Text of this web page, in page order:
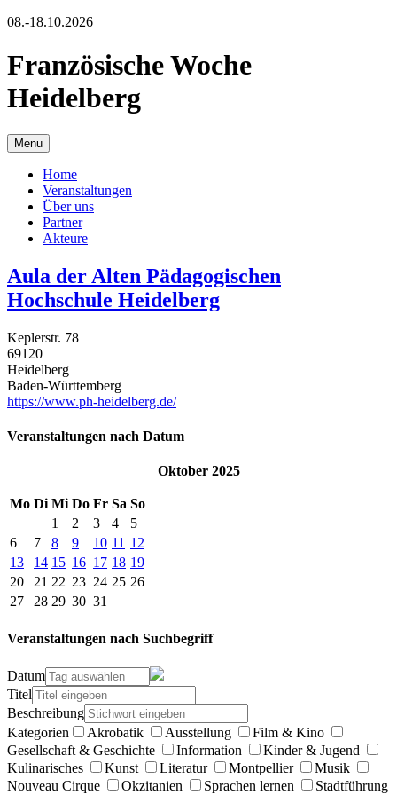
08.-18.10.2026
Französische Woche
Heidelberg
Menu
Home
Veranstaltungen
Über uns
Partner
Akteure
Aula der Alten Pädagogischen
Hochschule Heidelberg
Keplerstr. 78
69120
Heidelberg
Baden-Württemberg
https://www.ph-heidelberg.de/
Veranstaltungen nach Datum
Oktober 2025
Mo Di Mi Do Fr Sa So
1
2 3 4
5
6
7 8 9 10 11 12
13
14 15 16 17 18 19
20
21 22 23 24 25 26
27
28 29 30 31
Veranstaltungen nach Suchbegriff
Datum
Titel
Beschreibung
Kategorien
Akrobatik Ausstellung
Film & Kino
Gesellschaft & Geschichte
Information
Kinder & Jugend
Kulinarisches
Kunst Literatur Montpellier
Musik
Nouveau Cirque
Okzitanien Sprachen lernen Stadtführung